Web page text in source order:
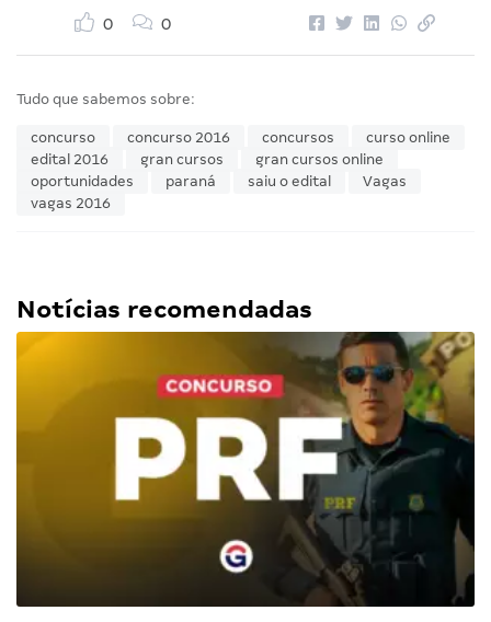
0 0
Tudo que sabemos sobre:
concurso concurso 2016 concursos
curso online
edital 2016
gran cursos
gran cursos online
oportunidades
paraná saiu o edital
Vagas
vagas 2016
Notícias recomendadas